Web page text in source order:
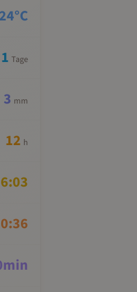
24°C
1 Tage
3 mm
12 h
min